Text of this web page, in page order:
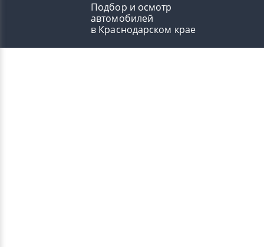
Подбор и осмотр
автомобилей
в Краснодарском крае